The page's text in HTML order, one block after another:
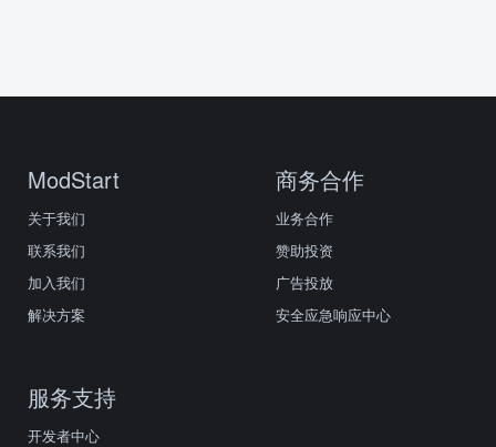
ModStart
关于我们
联系我们
加入我们
解决方案
商务合作
业务合作
赞助投资
广告投放
安全应急响应中心
服务支持
开发者中心